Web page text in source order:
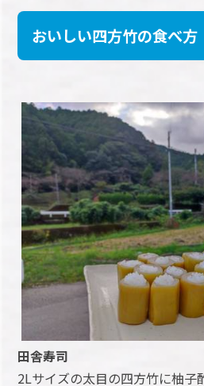
おいしい四方竹の食べ方
田舎寿司
2Lサイズの太目の四方竹に柚子